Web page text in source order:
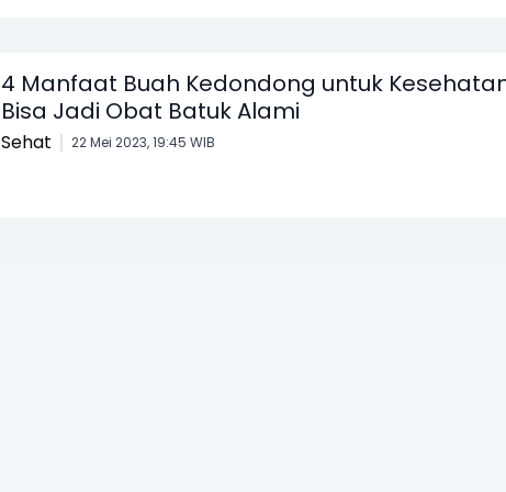
4 Manfaat Buah Kedondong untuk
Bisa Jadi Obat Batuk Alami
Sehat 22 Mei 2023, 19:45 WIB